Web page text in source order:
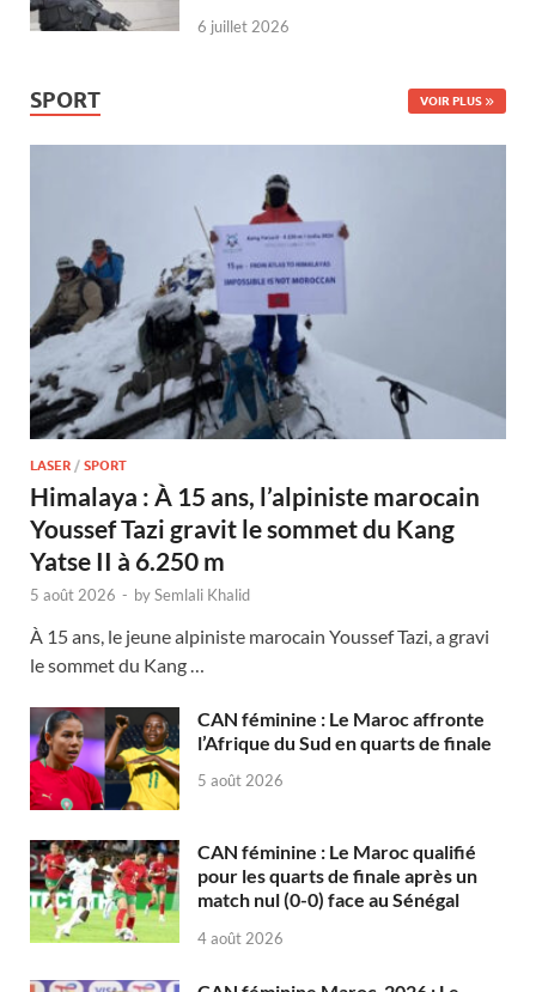
6 juillet 2026
SPORT VOIR PLUS
LASER / SPORT
Himalaya : À 15 ans, l’alpiniste marocain
Youssef Tazi gravit le sommet du Kang
Yatse II à 6.250 m
5 août 2026 - bySemlali Khalid
À 15 ans, le jeune alpiniste marocain Youssef Tazi, a gravi
le sommet du Kang …
CAN féminine : Le Maroc affronte
l’Afrique du Sud en quarts de finale
5 août 2026
CAN féminine : Le Maroc qualifié
pour les quarts de finale après un
match nul (0-0) face au Sénégal
4 août 2026